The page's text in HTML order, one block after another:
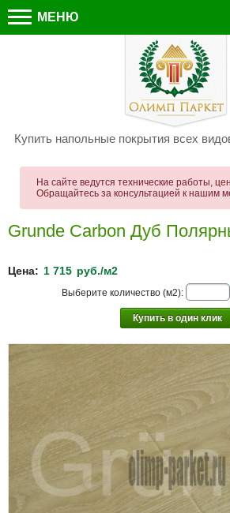
МЕНЮ
Купить напольные покрытия всех
На сайте ведутся технические работы,
Обращайтесь за консультацией к нашим
Grunde Carbon Дуб
Цена: 1 715 руб./м2
Выберите количество (м2):
Купить в один клик